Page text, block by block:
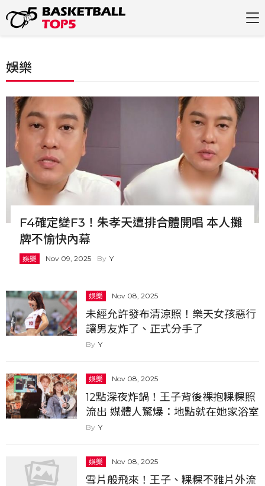
娛樂
娛樂 Nov 09, 2025 Y
F4確定變F3！朱孝天遭排合體開唱 本人攤
牌不愉快內幕
娛樂 Nov 08, 2025
未經允許發布清涼照！樂天女孩惡行
讓男友炸了、正式分手了
Y
娛樂 Nov 08, 2025
12點深夜炸鍋！王子背後裸抱粿粿照
流出 媒體人驚爆：地點就在她家浴室
Y
娛樂 Nov 08, 2025
雪片般飛來！王子、粿粿不雅片外流